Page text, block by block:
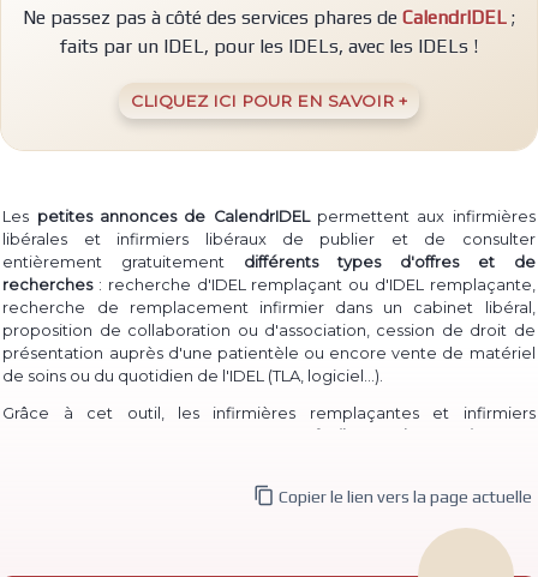
Ne passez pas à côté des services phares de CalendrIDEL ;
faits par un IDEL, pour les IDELs, avec les IDELs !
CLIQUEZ ICI POUR EN SAVOIR +
Les petites annonces de CalendrIDELpermettent aux infirmières
libérales et infirmiers libéraux de publier et de consulter
entièrement gratuitement différents types d'offres et de
recherches: recherche d'IDEL remplaçant ou d'IDEL remplaçante,
recherche de remplacement infirmier dans un cabinet libéral,
proposition de collaboration ou d'association, cession de droit de
présentation auprès d'une patientèle ou encore vente de matériel
de soins ou du quotidien de l'IDEL (TLA, logiciel...)
Grâce à cet outil, les infirmières remplaçantes et infirmiers
consulter les annonces de recherche
remplaçante et d'infirmier libéral remplaçant déjà publiées.
De même, des infirmières ou infirmiers titulaires peuvent aisément
recherche de collaborateur ou de collaboratrice
, ou
 Copier le lien vers la page actuelle